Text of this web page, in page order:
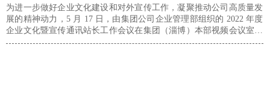
为进一步做好企业文化建设和对外宣传工作，凝聚推动公司高质量发
展的精神动力，5 月 17 日，由集团公司企业管理部组织的 2022 年度
企业文化暨宣传通讯站长工作会议在集团（淄博）本部视频会议室召
开。因疫情防控要求，会议采取“现场 + 视频”形式召开。集团企业管